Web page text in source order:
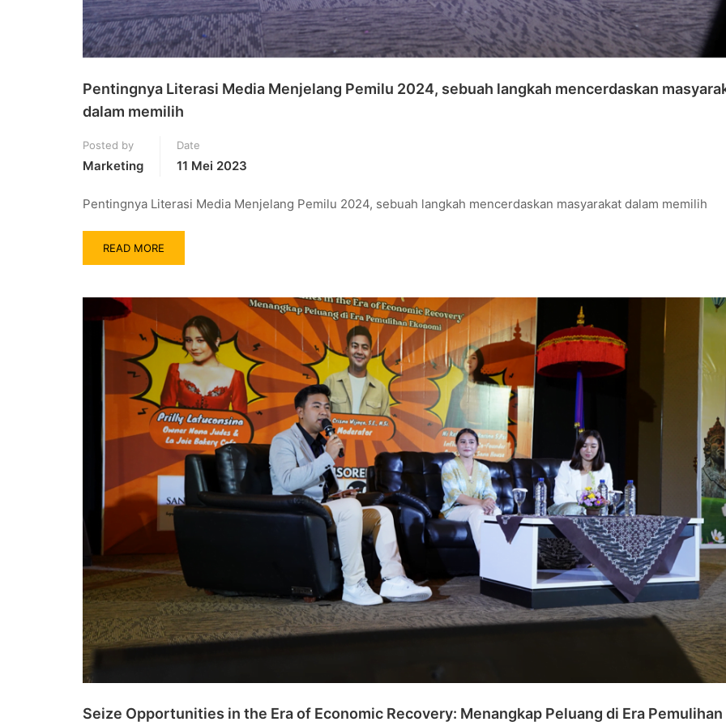
Pentingnya Literasi Media Menjelang Pemilu 2024, sebuah langkah mencerdaskan
dalam memilih
Posted by
Marketing
Date
11 Mei 2023
Pentingnya Literasi Media Menjelang Pemilu 2024, sebuah langkah mencerdaskan masyarakat dalam memilih
READ MORE
Seize Opportunities in the Era of Economic Recovery: Menangkap Peluang di Era Pemulihan